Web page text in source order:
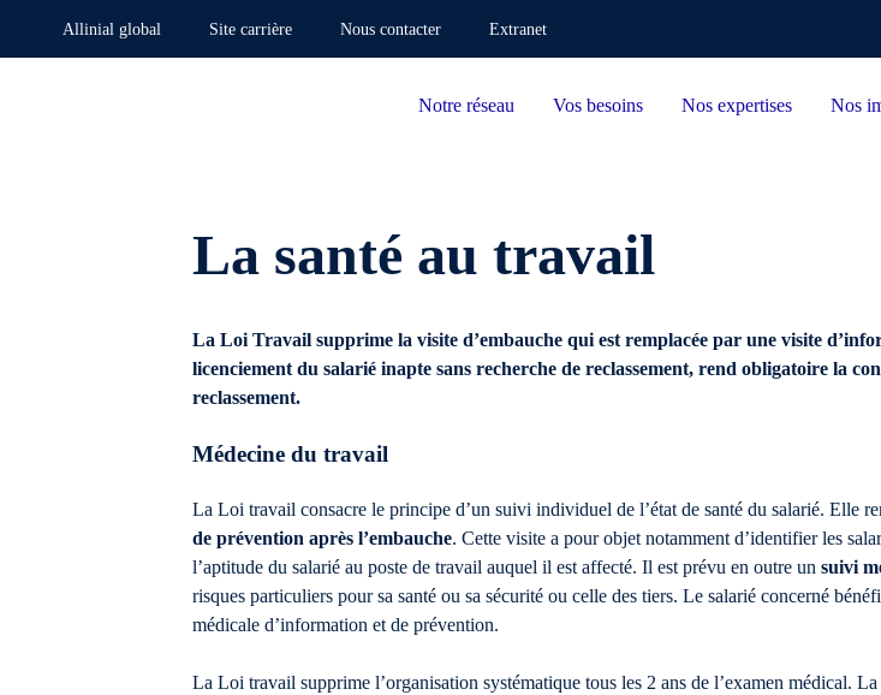
Allinial global Site carrière Nous contacter Extranet
Notre réseau Vos besoins Nos expertises Nos
La santé au travail
La Loi Travail supprime la visite d’embauche qui est remplacée par une visite
licenciement du salarié inapte sans recherche de reclassement, rend obligatoire la
reclassement.
Médecine du travail
La Loi travail consacre le principe d’un suivi individuel de l’état de santé du salarié. Elle
de prévention après l’embauche. Cette visite a pour objet notamment d’identifier les
l’aptitude du salarié au poste de travail auquel il est affecté. Il est prévu en outre un suivi
risques particuliers pour sa santé ou sa sécurité ou celle des tiers. Le salarié concerné
médicale d’information et de prévention.
La Loi travail supprime l’organisation systématique tous les 2 ans de l’examen médical.